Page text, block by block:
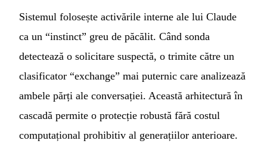
Sistemul folosește activările interne ale lui Claude
ca un “instinct” greu de păcălit. Când sonda
detectează o solicitare suspectă, o trimite către un
clasificator “exchange” mai puternic care analizează
ambele părți ale conversației. Această arhitectură în
cascadă permite o protecție robustă fără costul
computațional prohibitiv al generațiilor anterioare.